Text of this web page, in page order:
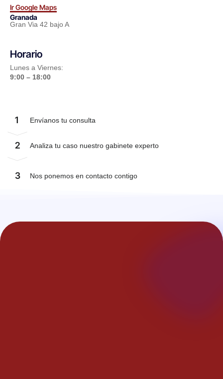
Ir Google Maps
Granada
Gran Via 42 bajo A
Horario
Lunes a Viernes:
9:00 – 18:00
1 Envíanos tu consulta
2 Analiza tu caso nuestro gabinete experto
3 Nos ponemos en contacto contigo